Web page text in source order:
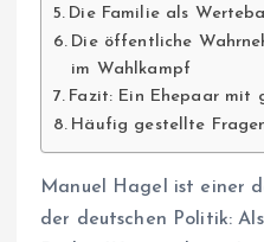
Die Familie als
Die öffentliche
im Wahlkampf
Fazit: Ein Ehepaar mit
Häufig gestellte
Manuel Hagel ist einer
der deutschen Politik: